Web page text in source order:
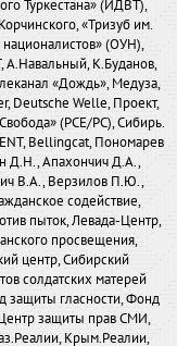
Туркестана» (ИДВТ),
«Тризуб им.
националистов» (ОУН),
К.Буданов,
«Дождь», Медуза,
Deutsche Welle, Проект,
(PCE/PC), Сибирь.
Bellingcat, Пономарев
Д.Н., Апахончич Д.А.,
В.А., Верзилов П.Ю.,
содействие,
пыток, Левада-Центр,
просвещения,
центр, Сибирский
солдатских матерей
гласности, Фонд
защиты прав СМИ,
Крым.Реалии,